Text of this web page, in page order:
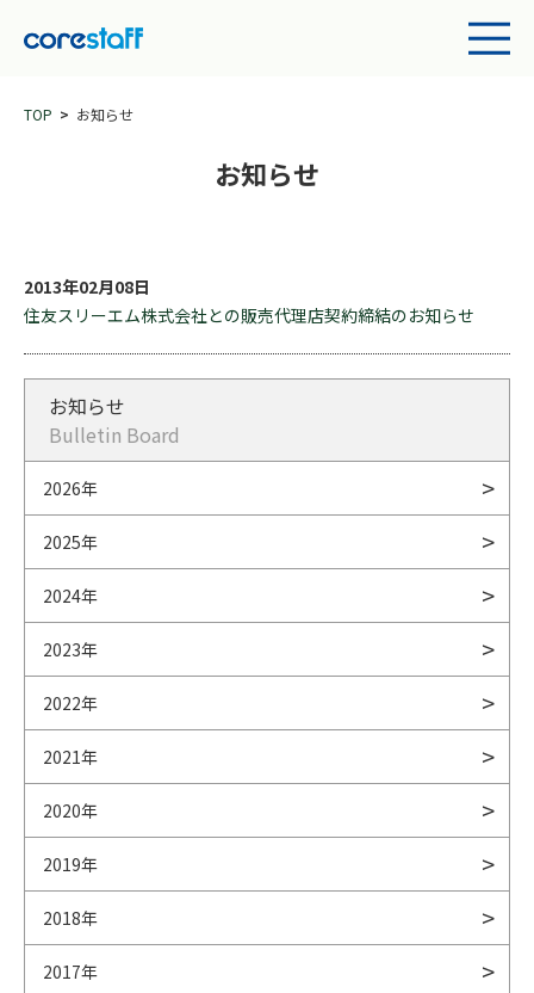
TOP お知らせ
お知らせ
2013年02月08日
住友スリーエム株式会社との販売代理店契約締結のお知らせ
お知らせ
Bulletin Board
2026年
2025年
2024年
2023年
2022年
2021年
2020年
2019年
2018年
2017年